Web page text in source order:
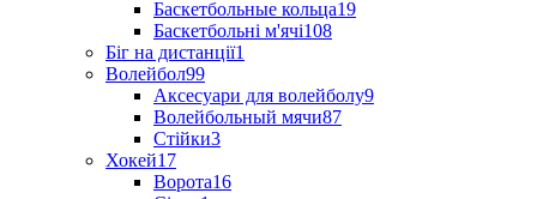
Баскетбольные кольца19
Баскетбольні м'ячі108
Біг на дистанції1
Волейбол99
Аксесуари для волейболу9
Волейбольный мячи87
Стійки3
Хокей17
Ворота16